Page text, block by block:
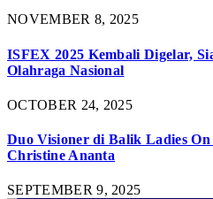
NOVEMBER 8, 2025
ISFEX 2025 Kembali Digelar,
Olahraga Nasional
OCTOBER 24, 2025
Duo Visioner di Balik Ladies
Christine Ananta
SEPTEMBER 9, 2025